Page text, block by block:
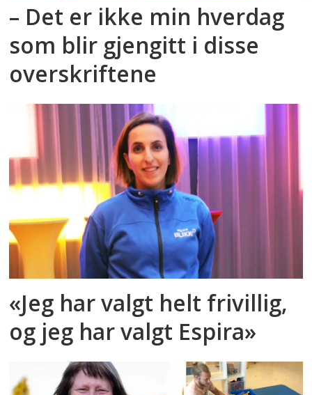
– Det er ikke min hverdag
som blir gjengitt i disse
overskriftene
«Jeg har valgt helt frivillig,
og jeg har valgt Espira»